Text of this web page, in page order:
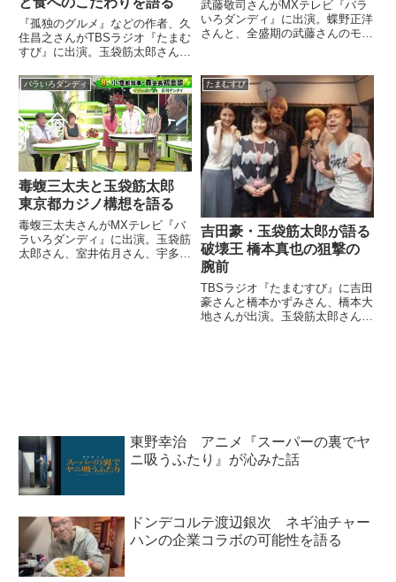
『孤独のグルメ』などの作者、久
住昌之さんがTBSラジオ『たまむ
すび』に出演。玉袋筋太郎さん・
ロの思い出を語っていました。
（玉袋筋太郎）さあ、じゃあその
5（の筋）、いきますか？（小林
悠）あっ、話題になっておりま
す...
武藤敬司さんがMXテレビ『バラ
いろダンディ』に出演。蝶野正洋
さんと、全盛期の武藤さんのモテ
ファンもすごく多かったですよ
ね。（玉袋筋太郎）そうそう！
（蝶野正洋）いや、すごかったで
すよ。...
バラいろダンディ
毒蝮三太夫と玉袋筋太郎
東京都カジノ構想を語る
毒蝮三太夫さんがMXテレビ『バ
ラいろダンディ』に出演。玉袋筋
太郎さん、室井佑月さん、宇多丸
たまむすび
吉田豪・玉袋筋太郎が語る
破壊王 橋本真也の狙撃の
腕前
TBSラジオ『たまむすび』に吉田
豪さんと橋本かずみさん、橋本大
地さんが出演。玉袋筋太郎さんら
東野幸治 アニメ『スーパーの裏でヤ
ニ吸うふたり』が沁みた話
ドンデコルテ渡辺銀次 ネギ油チャー
ハンの企業コラボの可能性を語る